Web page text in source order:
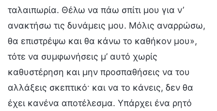
ταλαιπωρία. Θέλω να πάω σπίτι μου για ν’
ανακτήσω τις δυνάμεις μου. Μόλις αναρρώσω,
θα επιστρέψω και θα κάνω το καθήκον μου»,
τότε να συμφωνήσεις μ’ αυτό χωρίς
καθυστέρηση και μην προσπαθήσεις να του
αλλάξεις σκεπτικό· και να το κάνεις, δεν θα
έχει κανένα αποτέλεσμα. Υπάρχει ένα ρητό